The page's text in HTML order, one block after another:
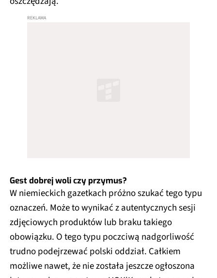
Gest dobrej woli czy przymus?
W niemieckich gazetkach próżno szukać tego typu
oznaczeń. Może to wynikać z autentycznych sesji
zdjęciowych produktów lub braku takiego
obowiązku. O tego typu poczciwą nadgorliwość
trudno podejrzewać polski oddział. Całkiem
możliwe nawet, że nie została jeszcze ogłoszona